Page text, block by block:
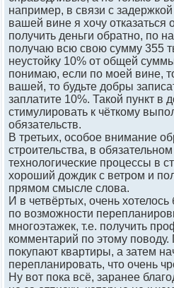
например, в связи с
вашей вине я хочу отказаться
получить деньги обратно, по
получаю всю свою сумму 355
неустойку 10% от общей
понимаю, если по моей вине,
вашей, то будьте добры
заплатите 10%. Такой пункт в
стимулировать к чёткому
обязательств.
В третьих, особое внимание
строительства, в
технологические процессы в
хороший дождик с ветром и
прямом смысле слова.
И в четвёртых, очень
по возможности
многоэтажек, т.е. получить
комментарий по этому поводу.
покупают квартиры, а затем
перепланировать, что очень
Ну вот пока всё, заранее